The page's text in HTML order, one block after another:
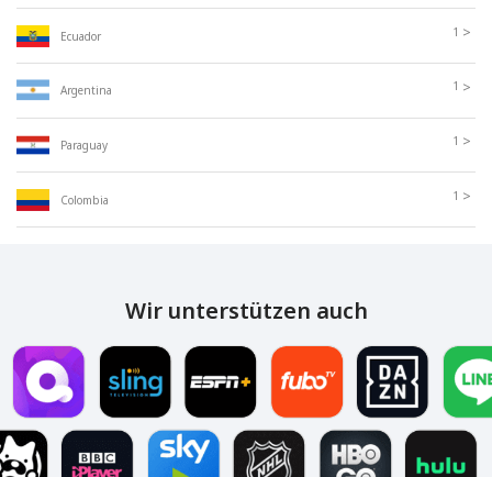
Ecuador 1 >
Argentina 1 >
Paraguay 1 >
Colombia 1 >
Wir unterstützen auch